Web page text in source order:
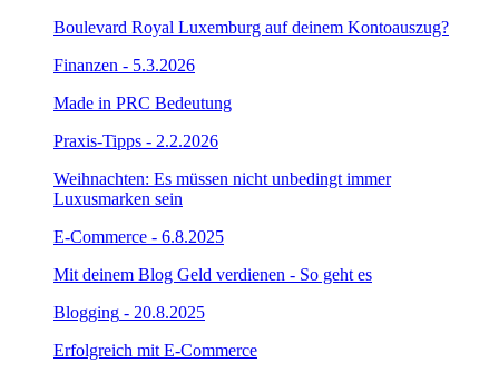
Boulevard Royal Luxemburg auf deinem Kontoauszug?
Finanzen - 5.3.2026
Made in PRC Bedeutung
Praxis-Tipps - 2.2.2026
Weihnachten: Es müssen nicht unbedingt immer
Luxusmarken sein
E-Commerce - 6.8.2025
Mit deinem Blog Geld verdienen - So geht es
Blogging - 20.8.2025
Erfolgreich mit E-Commerce